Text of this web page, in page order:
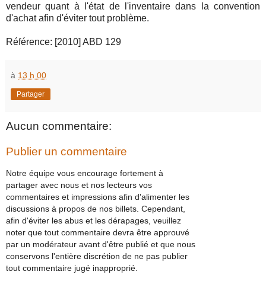
vendeur quant à l'état de l'inventaire dans la convention
d'achat afin d'éviter tout problème.
Référence: [2010] ABD 129
à 13 h 00
Partager
Aucun commentaire:
Publier un commentaire
Notre équipe vous encourage fortement à
partager avec nous et nos lecteurs vos
commentaires et impressions afin d'alimenter les
discussions à propos de nos billets. Cependant,
afin d'éviter les abus et les dérapages, veuillez
noter que tout commentaire devra être approuvé
par un modérateur avant d'être publié et que nous
conservons l'entière discrétion de ne pas publier
tout commentaire jugé inapproprié.